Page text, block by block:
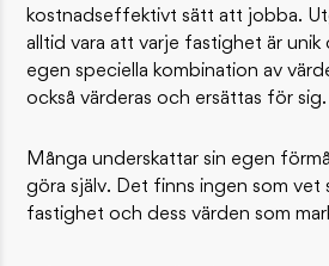
kostnadseffektivt sätt att jobba.
alltid vara att varje fastighet är unik
egen speciella kombination av
också värderas och ersättas för sig.
Många underskattar sin egen
göra själv. Det finns ingen som vet
fastighet och dess värden som